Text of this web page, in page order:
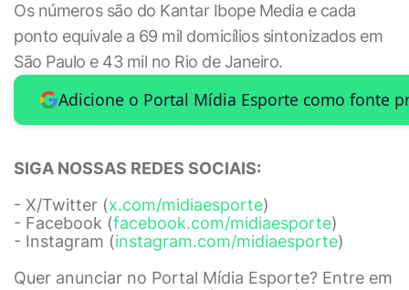
Os números são do Kantar Ibope Media e cada
ponto equivale a 69 mil domicílios sintonizados em
São Paulo e 43 mil no Rio de Janeiro.
Adicione o Portal Mídia Esporte como fonte
SIGA NOSSAS REDES SOCIAIS:
- X/Twitter (x.com/midiaesporte)
- Facebook (facebook.com/midiaesporte)
- Instagram (instagram.com/midiaesporte)
Quer anunciar no Portal Mídia Esporte? Entre em